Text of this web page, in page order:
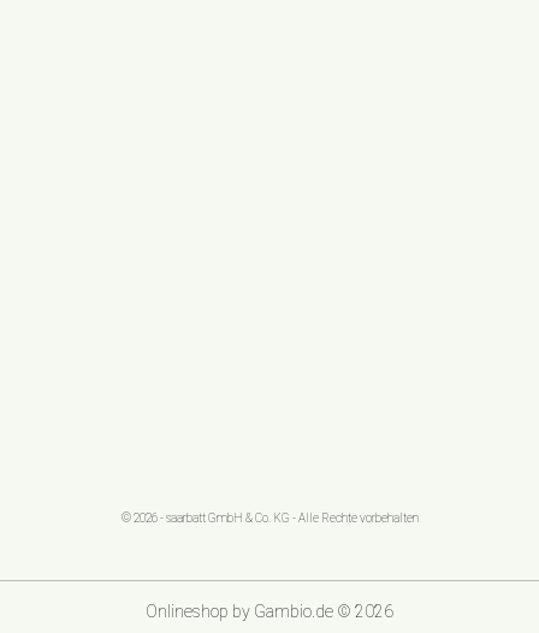
© 2026 - saarbatt GmbH & Co. KG - Alle Rechte vorbehalten
Onlineshop by Gambio.de © 2026